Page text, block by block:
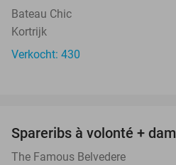
Bateau Chic
Kortrijk
Verkocht: 430
Spareribs à volonté +
The Famous Belvedere